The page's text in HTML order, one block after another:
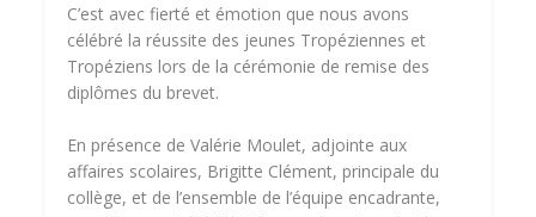
C’est avec fierté et émotion que nous avons
célébré la réussite des jeunes Tropéziennes et
Tropéziens lors de la cérémonie de remise des
diplômes du brevet.
En présence de Valérie Moulet, adjointe aux
affaires scolaires, Brigitte Clément, principale du
collège, et de l’ensemble de l’équipe encadrante,